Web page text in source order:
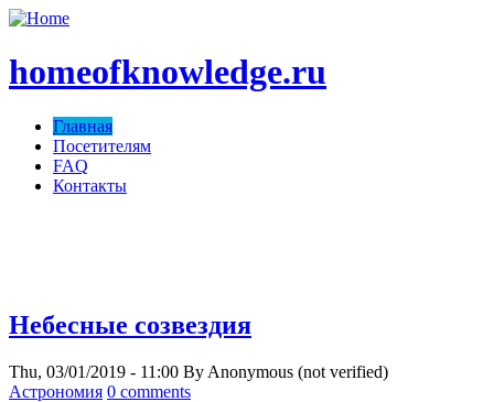
homeofknowledge.ru
Главная
Посетителям
FAQ
Контакты
Небесные созвездия
Thu, 03/01/2019 - 11:00 By Anonymous (not verified)
Астрономия 0 comments